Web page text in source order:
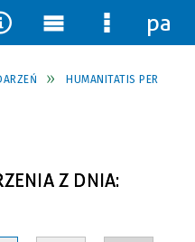
HUMANITATIS PER
Z DNIA:
Menu
główne
Menu